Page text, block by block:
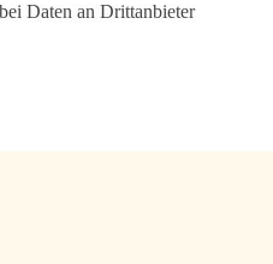
Daten an Drittanbieter